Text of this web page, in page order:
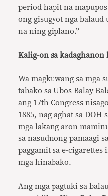
period hapit na
ong gisugyot nga balaud
na ning giplano.”
Kalig-on sa
Wa magkuwang sa mga
tabako sa Ubos Balay
ang 17th Congress
1885, nag-aghat sa DOH
mga lakang aron
sa nasudnong pamaagi
paggamit sa e-cigarettes
mga hinabako.
Ang mga pagtuki sa